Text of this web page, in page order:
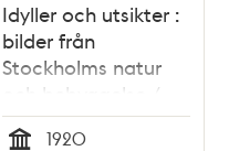
Idyller och utsikter :
bilder från
Stockholms natur
och bebyggelse /
Anna Lindhagen
1920